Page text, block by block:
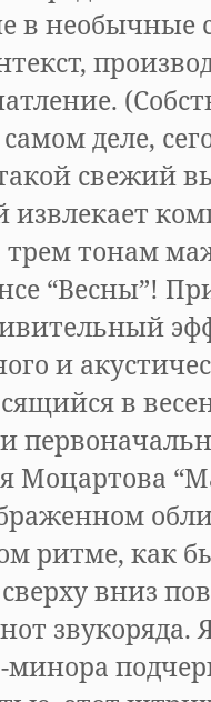
в необычные
деле,
свежий
извлекает
тонам
“Весны”!
и
в
Моцартова
ритме, как
вниз
звукоряда.